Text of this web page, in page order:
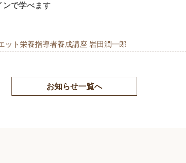
ンで学べます
ット栄養指導者養成講座 岩田潤一郎
お知らせ一覧へ